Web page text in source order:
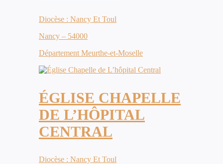
Diocèse : Nancy Et Toul
Nancy – 54000
Département Meurthe-et-Moselle
ÉGLISE CHAPELLE
DE L’HÔPITAL
CENTRAL
Diocèse : Nancy Et Toul